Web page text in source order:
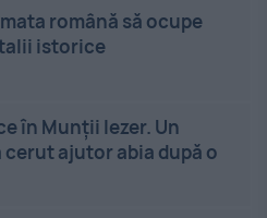
română să ocupe
istorice
în Munții Iezer. Un
ajutor abia după o